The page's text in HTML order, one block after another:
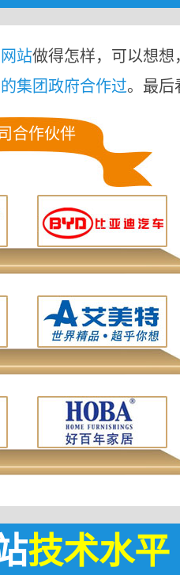
站做得怎样，可以想
集团政府合作过。最后
合作伙伴
技术水平